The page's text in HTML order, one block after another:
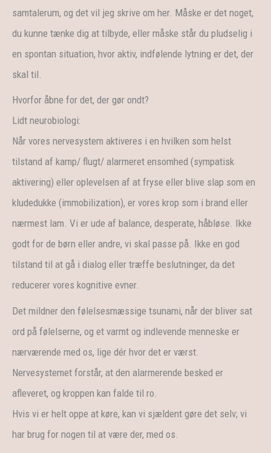
samtalerum, og det vil jeg skrive om her. Måske er det noget,
du kunne tænke dig at tilbyde, eller måske står du pludselig i
en spontan situation, hvor aktiv, indfølende lytning er det, der
skal til.
Hvorfor åbne for det, der gør ondt?
Lidt neurobiologi:
Når vores nervesystem aktiveres i en hvilken som helst
tilstand af kamp/ flugt/ alarmeret ensomhed (sympatisk
aktivering) eller oplevelsen af at fryse eller blive slap som en
kludedukke (immobilization), er vores krop som i brand eller
nærmest lam. Vi er ude af balance, desperate, håbløse. Ikke
godt for de børn eller andre, vi skal passe på. Ikke en god
tilstand til at gå i dialog eller træffe beslutninger, da det
reducerer vores kognitive evner.
Det mildner den følelsesmæssige tsunami, når der bliver sat
ord på følelserne, og et varmt og indlevende menneske er
nærværende med os, lige dér hvor det er værst.
Nervesystemet forstår, at den alarmerende besked er
afleveret, og kroppen kan falde til ro.
Hvis vi er helt oppe at køre, kan vi sjældent gøre det selv; vi
har brug for nogen til at være der, med os.